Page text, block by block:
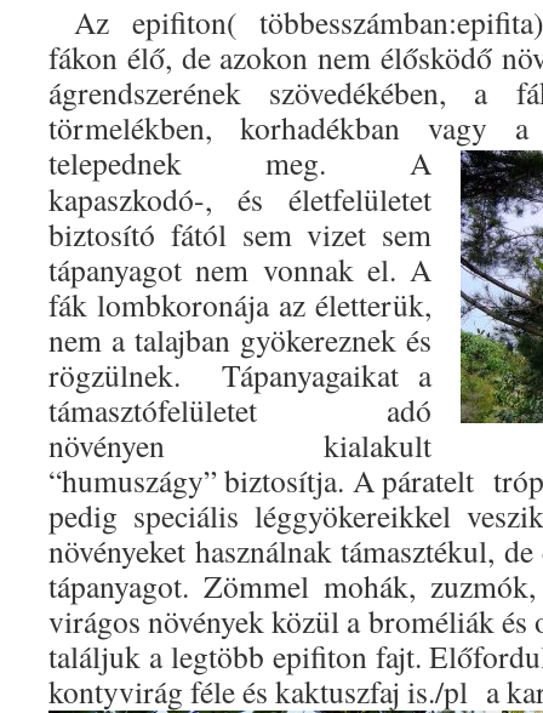
Az epifiton(
fákon élő, de azokon nem élősködő
ágrendszerének szövedékében, a
törmelékben, korhadékban vagy
telepednek meg. A
kapaszkodó-, és életfelületet
biztosító fától sem vizet sem
tápanyagot nem vonnak el. A
fák lombkoronája az életterük,
nem a talajban gyökereznek és
rögzülnek.
Tápanyagaikat a
támasztófelületet adó
növényen kialakult
“humuszágy” biztosítja. A páratelt
pedig speciális léggyökereikkel
növényeket használnak támasztékul,
tápanyagot. Zömmel mohák,
virágos növények közül a broméliák és
találjuk a legtöbb epifiton fajt.
kontyvirág féle és kaktuszfaj is./pl a